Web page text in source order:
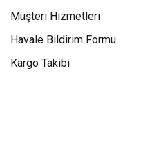
Müşteri Hizmetleri
Havale Bildirim Formu
Kargo Takibi